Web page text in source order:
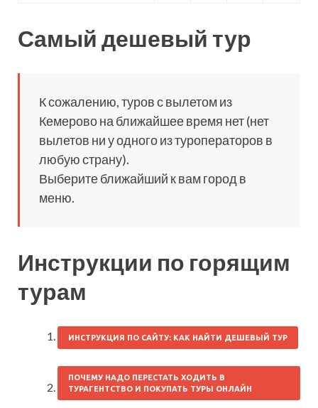
Самый дешевый тур
К сожалению, туров с вылетом из
Кемерово на ближайшее время нет (нет
вылетов ни у одного из туроператоров в
любую страну).
Выберите ближайший к вам город в
меню.
Инструкции по горящим
турам
ИНСТРУКЦИЯ ПО САЙТУ: КАК НАЙТИ ДЕШЕВЫЙ ТУР
ПОЧЕМУ НАДО ПЕРЕСТАТЬ ХОДИТЬ В
ТУРАГЕНТСТВО И ПОКУПАТЬ ТУРЫ ОНЛАЙН